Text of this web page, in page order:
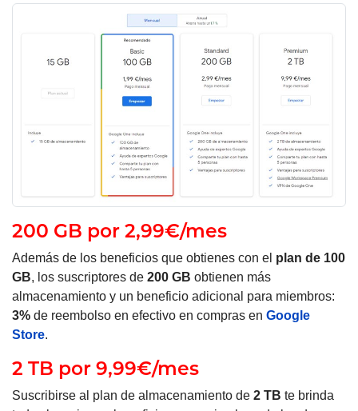
200 GB por 2,99€/mes
Además de los beneficios que obtienes con el plan de 100
GB, los suscriptores de 200 GB obtienen más
almacenamiento y un beneficio adicional para miembros:
3% de reembolso en efectivo en compras en Google
Store.
2 TB por 9,99€/mes
Suscribirse al plan de almacenamiento de 2 TB te brinda